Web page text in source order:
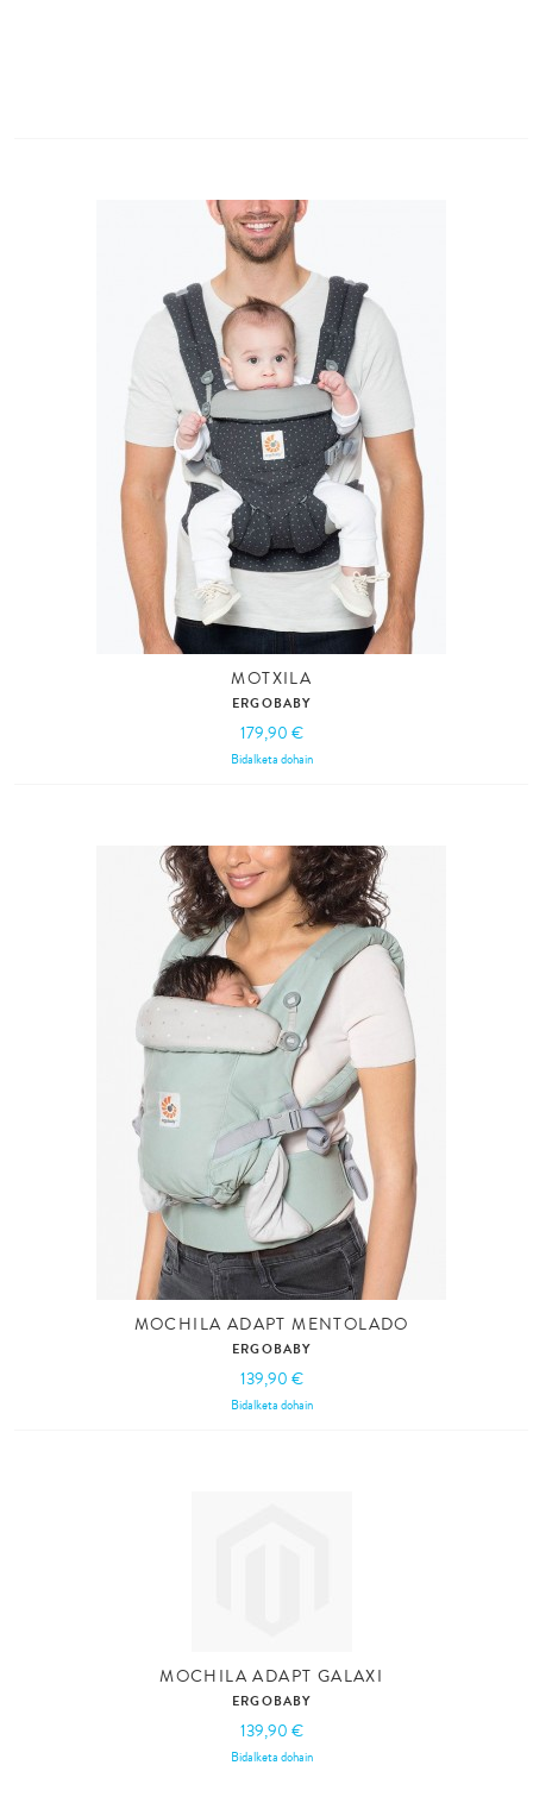
MOTXILA
ERGOBABY
179,90 €
Bidalketa dohain
MOCHILA ADAPT MENTOLADO
ERGOBABY
139,90 €
Bidalketa dohain
MOCHILA ADAPT GALAXI
ERGOBABY
139,90 €
Bidalketa dohain